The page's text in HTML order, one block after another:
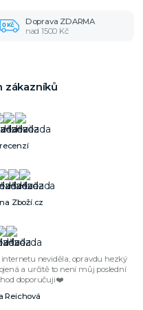
Doprava ZDARMA
nad 1500 Kč
zákazníků
Zboží.cz
neviděla, opravdu hezký
a určitě to není můj poslední
doporučuji❤️
Reichová